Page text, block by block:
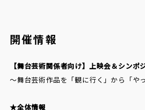
開催情報
【舞台芸術関係者向け】上映会＆シンポ
～舞台芸術作品を「観に行く」から「や
★全体情報